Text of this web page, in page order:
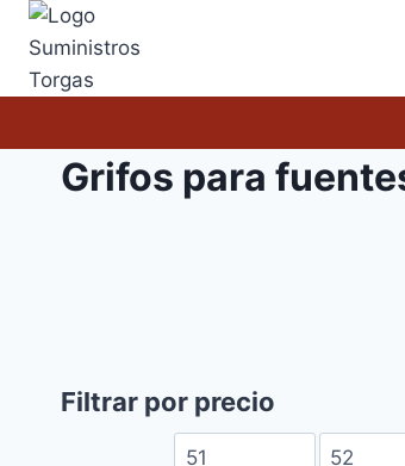
Saltar
contenido
Grifos para
Filtrar por precio